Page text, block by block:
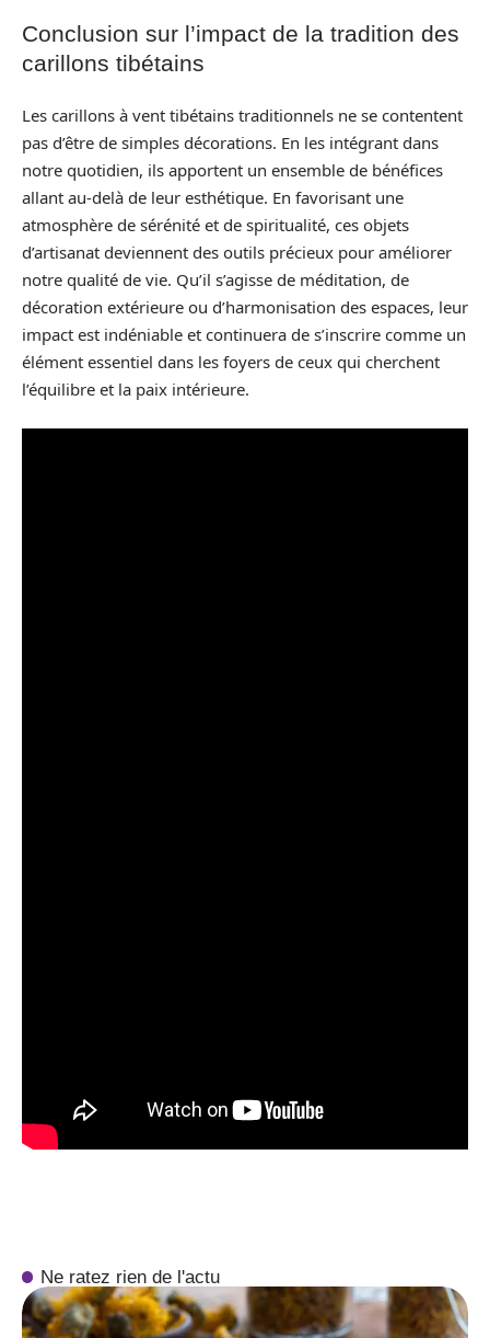
Conclusion sur l’impact de la tradition des
carillons tibétains
Les carillons à vent tibétains traditionnels ne se contentent
pas d’être de simples décorations. En les intégrant dans
notre quotidien, ils apportent un ensemble de bénéfices
allant au-delà de leur esthétique. En favorisant une
atmosphère de sérénité et de spiritualité, ces objets
d’artisanat deviennent des outils précieux pour améliorer
notre qualité de vie. Qu’il s’agisse de méditation, de
décoration extérieure ou d’harmonisation des espaces, leur
impact est indéniable et continuera de s’inscrire comme un
élément essentiel dans les foyers de ceux qui cherchent
l’équilibre et la paix intérieure.
Ne ratez rien de l'actu